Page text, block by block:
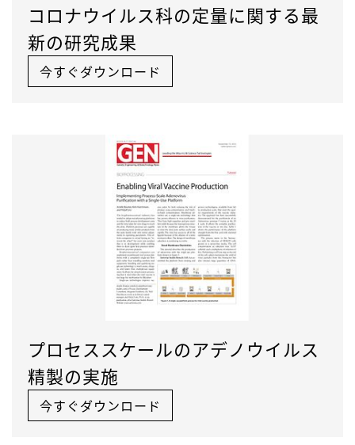
コロナウイルス科の定量に関する最
新の研究成果
今すぐダウンロード
プロセススケールのアデノウイルス
精製の実施
今すぐダウンロード